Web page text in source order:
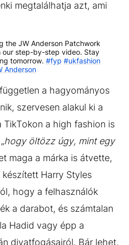
megtalálhatja azt, ami
the JW Anderson Patchwork
our step-by-step video. Stay
tomorrow. #fyp #ukfashion
Anderson
a hagyományos
szervesen alakul ki a
a high fashion is
hogy öltözz úgy, mint egy
maga a márka is átvette,
Harry Styles
hogy a felhasználók
a darabot, és számtalan
Hadid vagy épp a
divatfogásairól. Bár lehet,